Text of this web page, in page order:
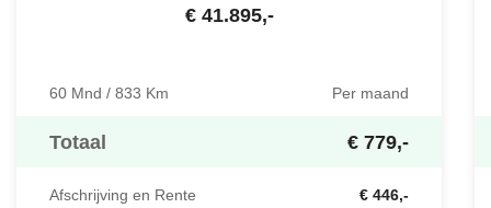
€ 41.895,-
60 Mnd / 833 Km Per maand
Totaal € 779,-
Afschrijving en Rente € 446,-